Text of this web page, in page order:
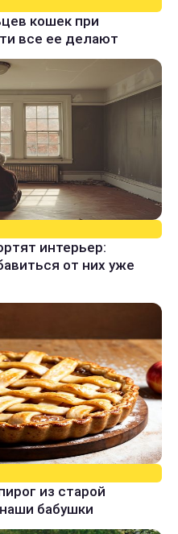
кошек при
все ее делают
интерьер:
от них уже
из старой
бабушки